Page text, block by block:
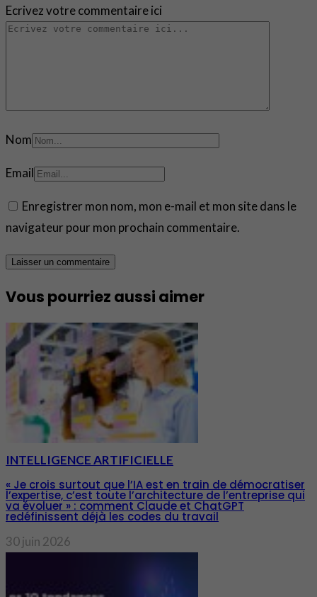
Ecrivez votre commentaire ici
Nom
Email
Enregistrer mon nom, mon e-mail et mon site dans le
navigateur pour mon prochain commentaire.
Vous pourriez aussi aimer
INTELLIGENCE ARTIFICIELLE
« Je crois surtout que l’IA est en train de démocratiser
l’expertise, c’est toute l’architecture de l’entreprise qui
va évoluer » : comment Claude et ChatGPT
redéfinissent déjà les codes du travail
30 juin 2026